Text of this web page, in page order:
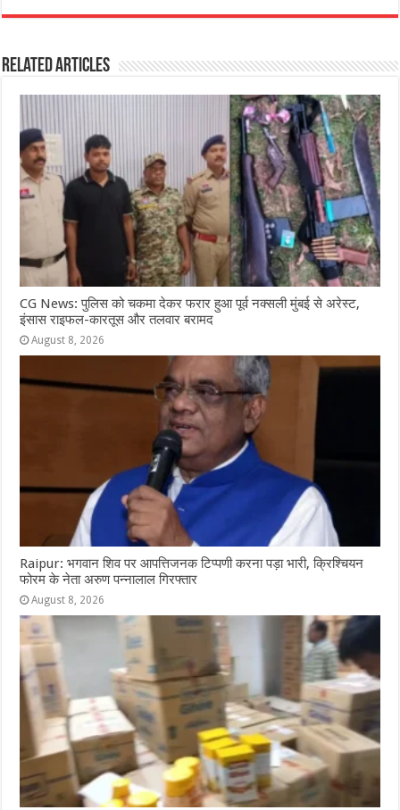
c
e
b
o
o
k
at
s
A
p
p
ss
n
g
e
r
itt
r
e
ra
m
ar
Related Articles
CG News: पुलिस को चकमा देकर फरार हुआ पूर्व नक्सली मुंबई से अरेस्ट,
इंसास राइफल-कारतूस और तलवार बरामद
August 8, 2026
Raipur: भगवान शिव पर आपत्तिजनक टिप्पणी करना पड़ा भारी, क्रिश्चियन
फोरम के नेता अरुण पन्नालाल गिरफ्तार
August 8, 2026